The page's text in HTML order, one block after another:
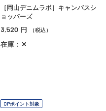
［岡山デニムラボ］キャンバスシ
ョッパーズ
3,520 円 （税込）
在庫：✕
OPポイント対象